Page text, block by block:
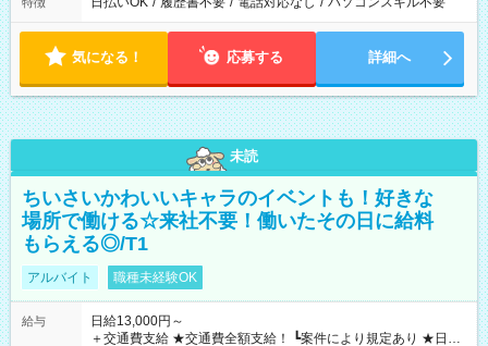
気になる！ 応募する 詳細へ
未読
ちいさいかわいいキャラのイベントも！好きな
場所で働ける☆来社不要！働いたその日に給料
もらえる◎/T1
アルバイト 職種未経験OK
給与
日給13,000円～
＋交通費支給 ★交通費全額支給！ ┗案件により規定あり ★日払